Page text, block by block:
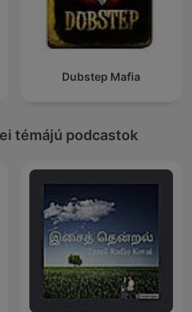
Dubstep Mafia
témájú podcastok